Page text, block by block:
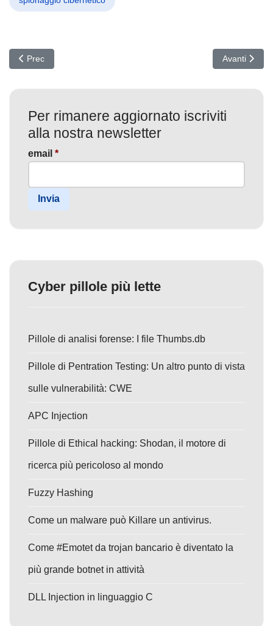
Articolo precedente: Gamaredon Svela BoneSpy e PlainGnome:
Prec Articolo
Avanti
Per rimanere aggiornato iscriviti
alla nostra newsletter
email *
Invia
Cyber pillole più lette
Pillole di analisi forense: I file Thumbs.db
Pillole di Pentration Testing: Un altro punto di vista
sulle vulnerabilità: CWE
APC Injection
Pillole di Ethical hacking: Shodan, il motore di
ricerca più pericoloso al mondo
Fuzzy Hashing
Come un malware può Killare un antivirus.
Come #Emotet da trojan bancario è diventato la
più grande botnet in attività
DLL Injection in linguaggio C